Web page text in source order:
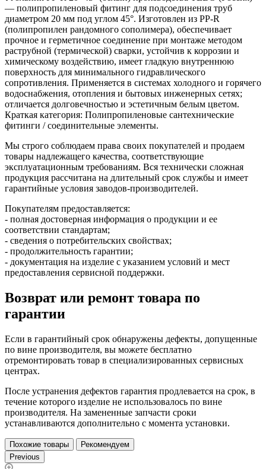
— полипропиленовый фитинг для подсоединения труб
диаметром 20 мм под углом 45°. Изготовлен из PP‑R
(полипропилен рандомного сополимера), обеспечивает
прочное и герметичное соединение при монтаже методом
раструбной (термической) сварки, устойчив к коррозии и
химическому воздействию, имеет гладкую внутреннюю
поверхность для минимального гидравлического
сопротивления. Применяется в системах холодного и горячего
водоснабжения, отопления и бытовых инженерных сетях;
отличается долговечностью и эстетичным белым цветом.
Краткая категория: Полипропиленовые сантехнические
фитинги / соединительные элементы.
Мы строго соблюдаем права своих покупателей и продаем
товары надлежащего качества, соответствующие
эксплуатационным требованиям. Вся технически сложная
продукция рассчитана на длительный срок службы и имеет
гарантийные условия заводов-производителей.
Покупателям предоставляется:
- полная достоверная информация о продукции и ее
соответствии стандартам;
- сведения о потребительских свойствах;
- продолжительность гарантии;
- документация на изделие с указанием условий и мест
предоставления сервисной поддержки.
Возврат или ремонт товара по
гарантии
Если в гарантийный срок обнаружены дефекты, допущенные
по вине производителя, вы можете бесплатно
отремонтировать товар в специализированных сервисных
центрах.
После устранения дефектов гарантия продлевается на срок, в
течение которого изделие не использовалось по вине
производителя. На замененные запчасти сроки
устанавливаются дополнительно с момента установки.
Похожие товары
Рекомендуем
Previous